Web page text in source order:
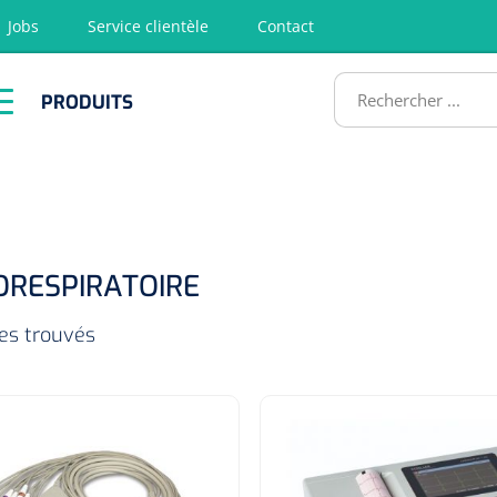
Jobs Service clientèle Contact
PRODUITS
trouvés